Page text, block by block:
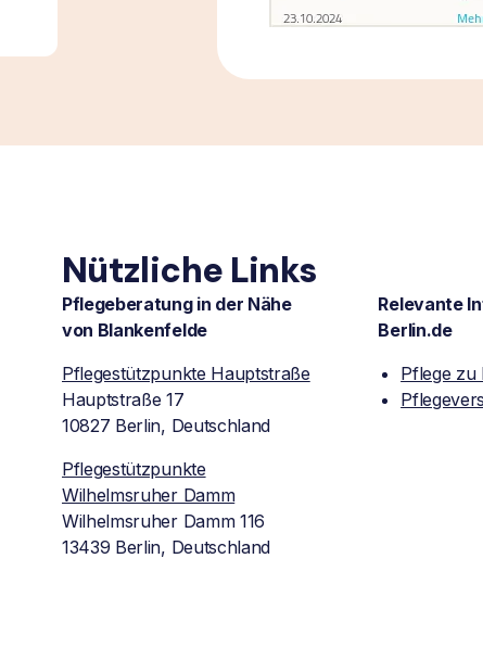
Nützliche Links
Pflegeberatung in der Nähe
von Blankenfelde
Pflegestützpunkte Hauptstraße
Hauptstraße 17
10827 Berlin, Deutschland
Pflegestützpunkte
Wilhelmsruher Damm
Wilhelmsruher Damm 116
13439 Berlin, Deutschland
Relevante
Berlin.de
Pflege zu